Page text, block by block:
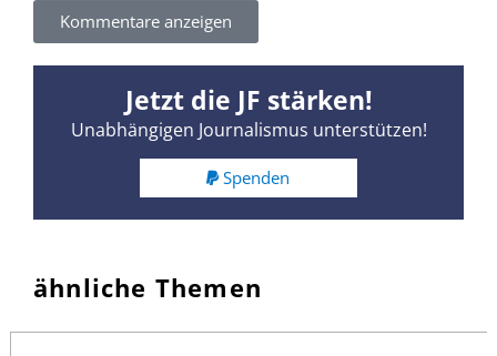
Kommentare anzeigen
Jetzt die JF stärken!
Unabhängigen Journalismus unterstützen!
Spenden
ähnliche Themen